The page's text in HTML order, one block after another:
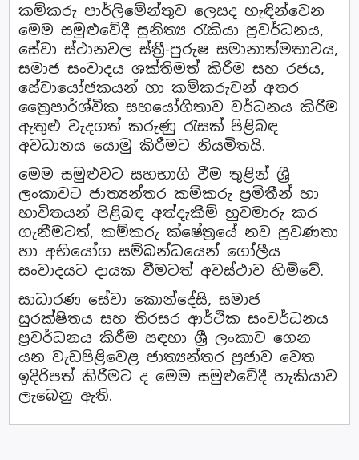
කම්කරු පාර්ලිමේන්තුව ලෙසද හැඳින්වෙන
මෙම සමුළුවේදී සුනිත්‍ය රැකියා ප්‍රවර්ධනය,
සේවා ස්ථානවල ස්ත්‍රී-පුරුෂ සමානාත්මතාවය,
සමාජ සංවාදය ශක්තිමත් කිරීම සහ රජය,
සේවායෝජකයන් හා කම්කරුවන් අතර
ත්‍රෛපාර්ශ්වික සහයෝගිතාව වර්ධනය කිරීම
ඇතුළු වැදගත් කරුණු රැසක් පිළිබඳ
අවධානය යොමු කිරීමට නියමිතයි.
මෙම සමුළුවට සහභාගි වීම තුළින් ශ්‍රී
ලංකාවට ජාත්‍යන්තර කම්කරු ප්‍රමිතීන් හා
භාවිතයන් පිළිබඳ අත්දැකීම් හුවමාරු කර
ගැනීමටත්, කම්කරු ක්ෂේත්‍රයේ නව ප්‍රවණතා
හා අභියෝග සම්බන්ධයෙන් ගෝලීය
සංවාදයට දායක වීමටත් අවස්ථාව හිමිවේ.
සාධාරණ සේවා කොන්දේසි, සමාජ
සුරක්ෂිතය සහ තිරසර ආර්ථික සංවර්ධනය
ප්‍රවර්ධනය කිරීම සඳහා ශ්‍රී ලංකාව ගෙන
යන වැඩපිළිවෙළ ජාත්‍යන්තර ප්‍රජාව වෙත
ඉදිරිපත් කිරීමට ද මෙම සමුළුවේදී හැකියාව
ලැබෙනු ඇති.